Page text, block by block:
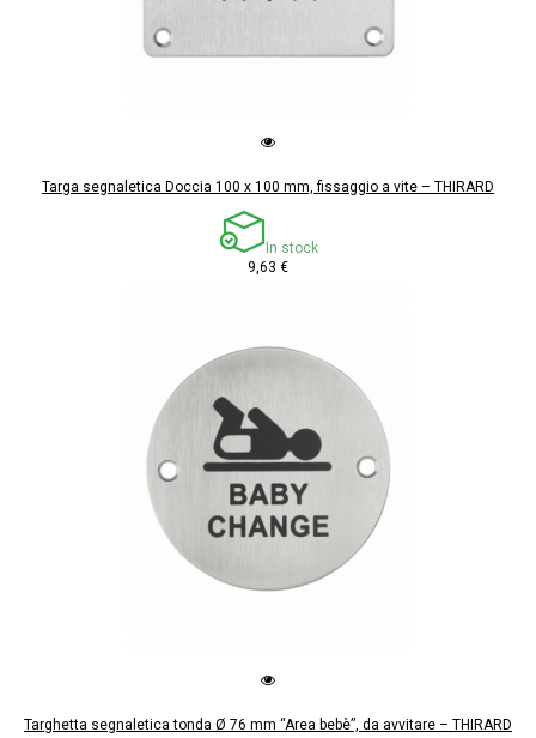
Targa segnaletica Doccia 100 x 100 mm, fissaggio a vite – THIRARD
In stock
9,63 €
Targhetta segnaletica tonda Ø 76 mm “Area bebè”, da avvitare – THIRARD